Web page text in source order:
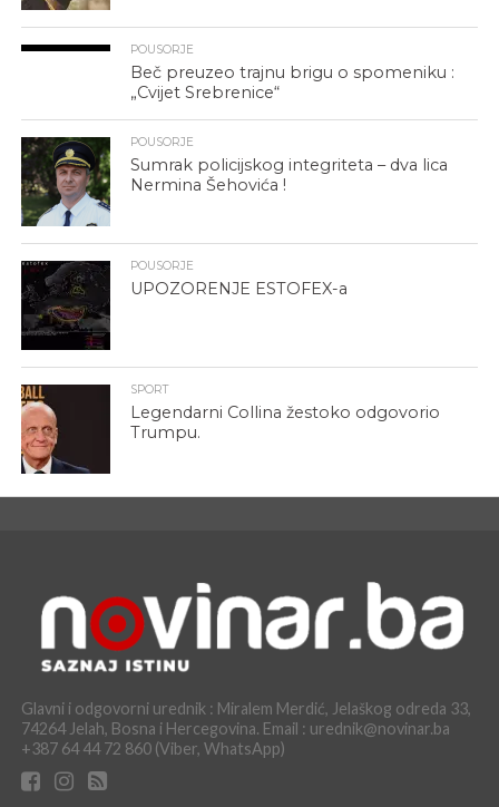
POUSORJE
Beč preuzeo trajnu brigu o spomeniku :
„Cvijet Srebrenice“
POUSORJE
Sumrak policijskog integriteta – dva lica
Nermina Šehovića !
POUSORJE
UPOZORENJE ESTOFEX-a
SPORT
Legendarni Collina žestoko odgovorio
Trumpu.
Glavni i odgovorni urednik : Miralem Merdić, Jelaškog odreda 33,
74264 Jelah, Bosna i Hercegovina. Email : urednik@novinar.ba
+387 64 44 72 860 (Viber, WhatsApp)